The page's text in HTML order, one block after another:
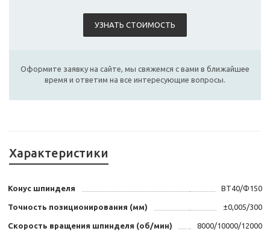
УЗНАТЬ СТОИМОСТЬ
Оформите заявку на сайте, мы свяжемся с вами в ближайшее
время и ответим на все интересующие вопросы.
Характеристики
Конус шпинделя BT40/Ф150
Точность позиционирования (мм) ±0,005/300
Скорость вращения шпинделя (об/мин) 8000/10000/12000